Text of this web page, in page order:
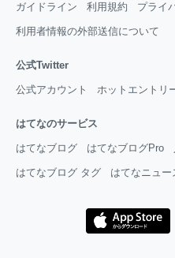
ガイドライン 利用規約 プライ
利用者情報の外部送信について
公式Twitter
公式アカウント ホットエントリ
はてなのサービス
はてなブログ はてなブログPro
はてなブログ タグ はてなニュー